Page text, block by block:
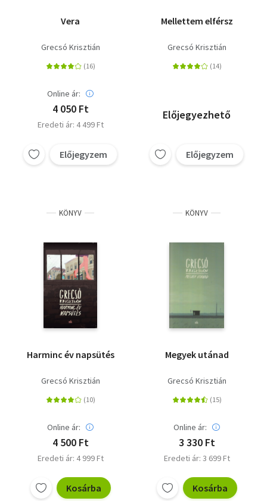
Vera
Grecsó Krisztián
Online ár:
4 050 Ft
Eredeti ár: 4 499 Ft
Előjegyzem
Mellettem elférsz
Grecsó Krisztián
Előjegyezhető
Előjegyzem
KÖNYV
Harminc év napsütés
Grecsó Krisztián
Online ár:
4 500 Ft
Eredeti ár: 4 999 Ft
Kosárba
KÖNYV
Megyek utánad
Grecsó Krisztián
Online ár:
3 330 Ft
Eredeti ár: 3 699 Ft
Kosárba